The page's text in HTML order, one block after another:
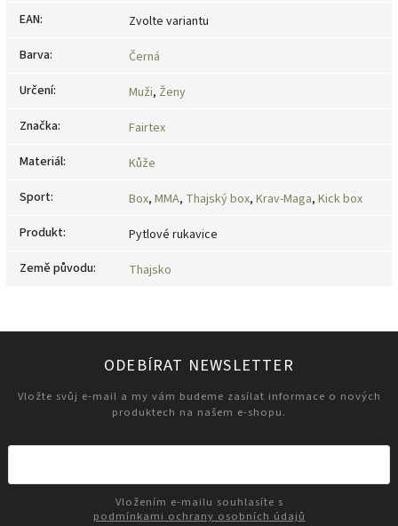
EAN:
Zvolte variantu
Barva:
Černá
Určení: Muži, Ženy
Značka:
Fairtex
Materiál:
Kůže
Sport: Box, MMA, Thajský box, Krav-Maga, Kick box
Produkt:
Pytlové rukavice
Země původu: Thajsko
ODEBÍRAT NEWSLETTER
Vložte svůj e-mail a my vám budeme zasílat informace o nových
produktech na našem e-shopu.
podmínkami ochrany osobních údajů